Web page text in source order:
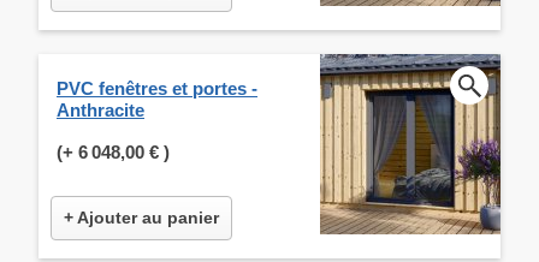
PVC fenêtres et portes -
Anthracite
(+ 6 048,00 € )
+ Ajouter au panier